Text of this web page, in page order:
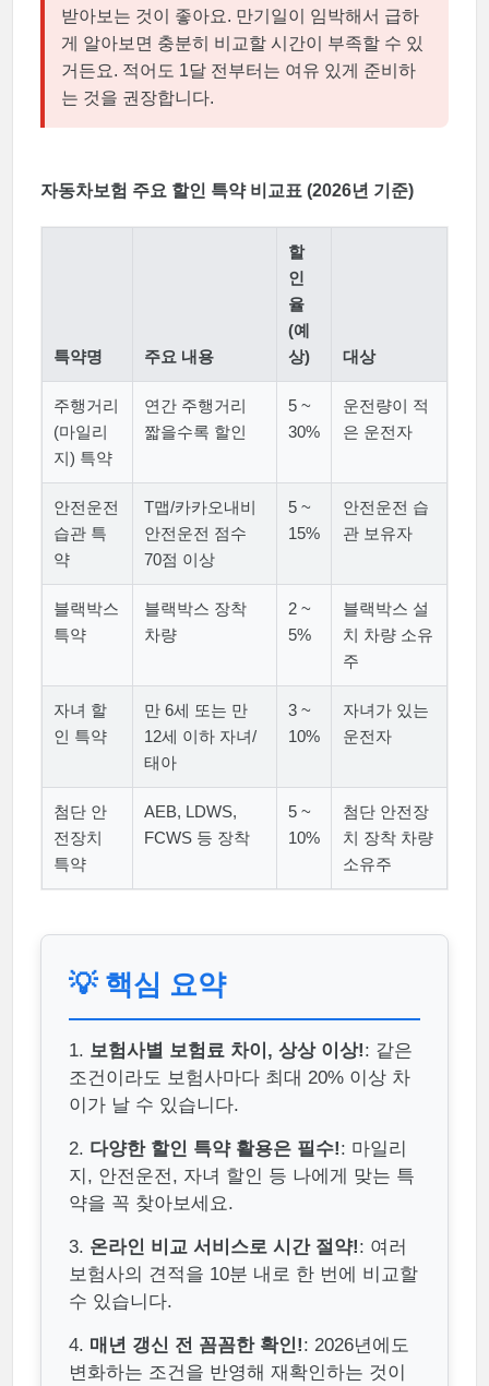
받아보는 것이 좋아요. 만기일이 임박해서 급하
게 알아보면 충분히 비교할 시간이 부족할 수 있
거든요. 적어도 1달 전부터는 여유 있게 준비하
는 것을 권장합니다.
자동차보험 주요 할인 특약 비교표 (2026년 기준)
특약명 주요 내용
할
인
율
(예
상)
대상
주행거리
(마일리
지) 특약
연간 주행거리
짧을수록 할인
5 ~
30%
운전량이 적
은 운전자
안전운전
습관 특
약
T맵/카카오내비
안전운전 점수
70점 이상
5 ~
15%
안전운전 습
관 보유자
블랙박스
특약
블랙박스 장착
차량
2 ~
5%
블랙박스 설
치 차량 소유
주
자녀 할
인 특약
만 6세 또는 만
12세 이하 자녀/
태아
3 ~
10%
자녀가 있는
운전자
첨단 안
전장치
특약
AEB, LDWS,
FCWS 등 장착
5 ~
10%
첨단 안전장
치 장착 차량
소유주
💡 핵심 요약
1. 보험사별 보험료 차이, 상상 이상!: 같은
조건이라도 보험사마다 최대 20% 이상 차
이가 날 수 있습니다.
2. 다양한 할인 특약 활용은 필수!: 마일리
지, 안전운전, 자녀 할인 등 나에게 맞는 특
약을 꼭 찾아보세요.
3. 온라인 비교 서비스로 시간 절약!: 여러
보험사의 견적을 10분 내로 한 번에 비교할
수 있습니다.
4. 매년 갱신 전 꼼꼼한 확인!: 2026년에도
변화하는 조건을 반영해 재확인하는 것이